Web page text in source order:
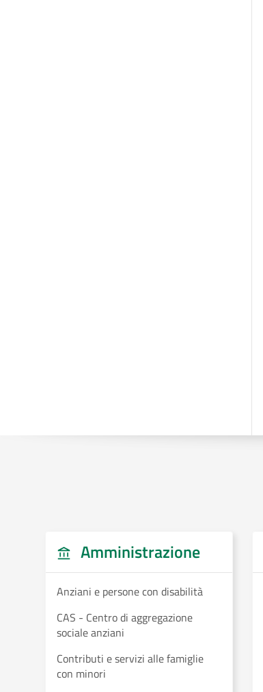
Amministrazione
Anziani e persone con disabilità
CAS - Centro di aggregazione
sociale anziani
Contributi e servizi alle famiglie
con minori